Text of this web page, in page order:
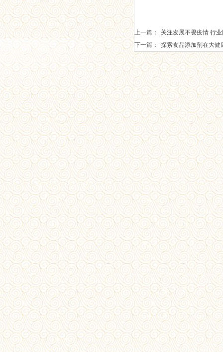
上一篇：
关注发展不畏疫情 行
下一篇：
探索食品添加剂在大健